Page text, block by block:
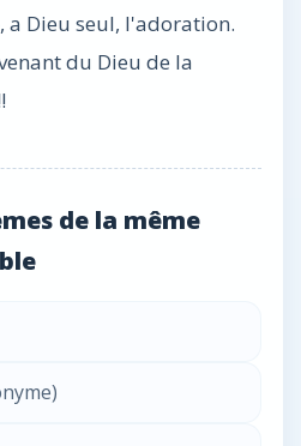
a Dieu seul, l'adoration.
du Dieu de la
de la même